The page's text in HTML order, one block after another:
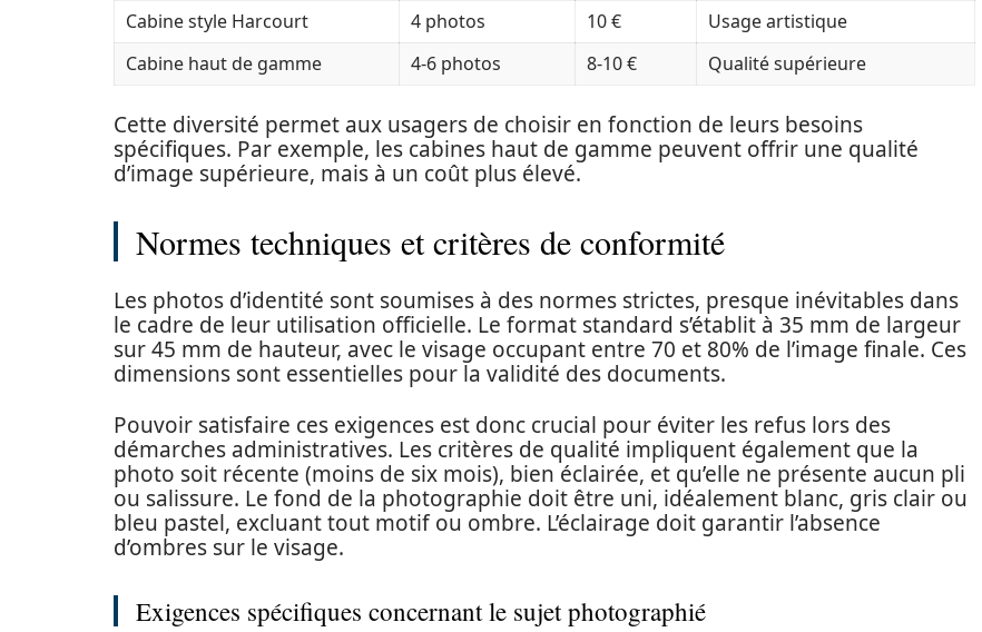
Cabine style Harcourt
4 photos 10 €
Usage artistique
Cabine haut de gamme
4-6 photos 8-10 € Qualité supérieure
Cette diversité permet aux usagers de choisir en fonction de leurs besoins
spécifiques. Par exemple, les cabines haut de gamme peuvent offrir une qualité
d’image supérieure, mais à un coût plus élevé.
Normes techniques et critères de conformité
Les photos d’identité sont soumises à des normes strictes, presque inévitables dans
le cadre de leur utilisation officielle. Le format standard s’établit à 35 mm de largeur
sur 45 mm de hauteur, avec le visage occupant entre 70 et 80% de l’image finale. Ces
dimensions sont essentielles pour la validité des documents.
Pouvoir satisfaire ces exigences est donc crucial pour éviter les refus lors des
démarches administratives. Les critères de qualité impliquent également que la
photo soit récente (moins de six mois), bien éclairée, et qu’elle ne présente aucun pli
ou salissure. Le fond de la photographie doit être uni, idéalement blanc, gris clair ou
bleu pastel, excluant tout motif ou ombre. L’éclairage doit garantir l’absence
d’ombres sur le visage.
Exigences spécifiques concernant le sujet photographié